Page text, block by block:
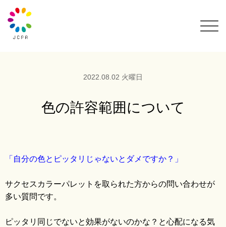
セミナー&イベント
2022.08.02 火曜日
色の許容範囲について
「自分の色とピッタリじゃないとダメですか？」
サクセスカラーパレットを取られた方からの問い合わせが
多い質問です。
ピッタリ同じでないと効果がないのかな？と心配になる気